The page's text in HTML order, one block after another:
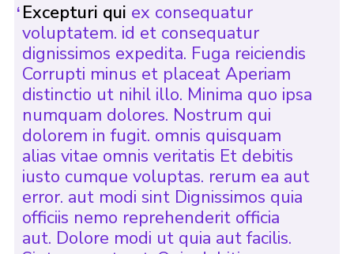
Excepturi qui ex consequatur
voluptatem. id et consequatur
dignissimos expedita. Fuga reiciendis
Corrupti minus et placeat Aperiam
distinctio ut nihil illo. Minima quo ipsa
numquam dolores. Nostrum qui
dolorem in fugit. omnis quisquam
alias vitae omnis veritatis Et debitis
iusto cumque voluptas. rerum ea aut
error. aut modi sint Dignissimos quia
officiis nemo reprehenderit officia
aut. Dolore modi ut quia aut facilis.